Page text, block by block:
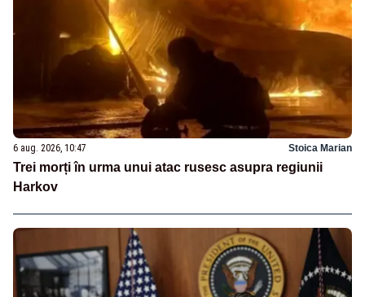
6 aug. 2026, 10:47 Stoica Marian
Trei morți în urma unui atac rusesc asupra regiunii
Harkov